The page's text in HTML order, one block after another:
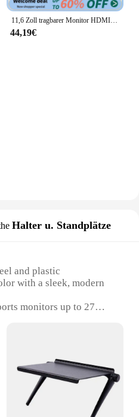
11,6 Zoll tragbarer Monitor HDMI-kompatibler Laptop zweiter Bildschirm Gaming erweitertes Display für Switch/PS4/Xbox/Himbeer Pi
44,19€
Halter u. Standplätze
and plastic
with a sleek, modern
monitors up to 27
Ideal for home or office
Quantity: Lightweight
that can be adjusted to
Durable and stable,
secure